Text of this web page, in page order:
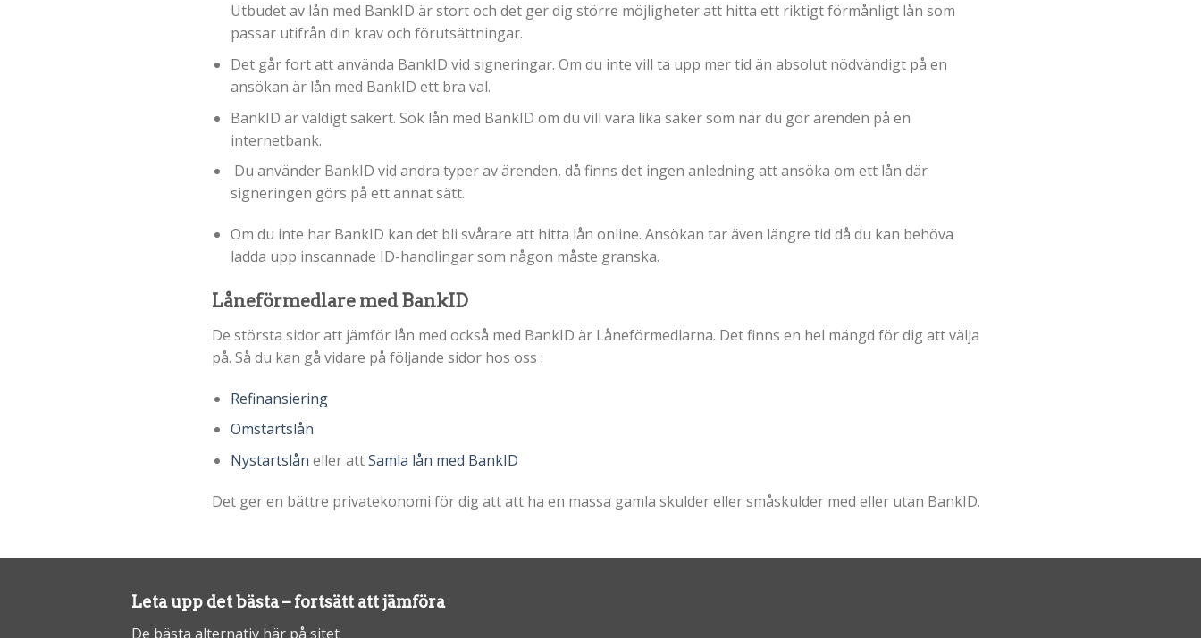
Utbudet av lån med BankID är stort och det ger dig större möjligheter att hitta ett riktigt förmånligt lån som
passar utifrån din krav och förutsättningar.
Det går fort att använda BankID vid signeringar. Om du inte vill ta upp mer tid än absolut nödvändigt på en
ansökan är lån med BankID ett bra val.
BankID är väldigt säkert. Sök lån med BankID om du vill vara lika säker som när du gör ärenden på en
internetbank.
Du använder BankID vid andra typer av ärenden, då finns det ingen anledning att ansöka om ett lån där
signeringen görs på ett annat sätt.
Om du inte har BankID kan det bli svårare att hitta lån online. Ansökan tar även längre tid då du kan behöva
ladda upp inscannade ID-handlingar som någon måste granska.
Låneförmedlare med BankID
De största sidor att jämför lån med också med BankID är Låneförmedlarna. Det finns en hel mängd för dig att välja
på. Så du kan gå vidare på följande sidor hos oss :
Refinansiering
Omstartslån
Nystartslån eller attSamla lån med BankID
Det ger en bättre privatekonomi för dig att att ha en massa gamla skulder eller småskulder med eller utan BankID.
Leta upp det bästa – fortsätt att jämföra
De bästa alternativ här på sitet